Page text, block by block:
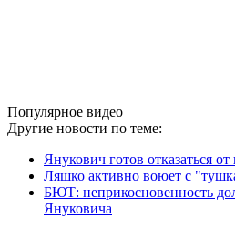
Популярное видео
Другие новости по теме:
Янукович готов отказаться
Ляшко активно воюет с
БЮТ: неприкосновенность
Януковича